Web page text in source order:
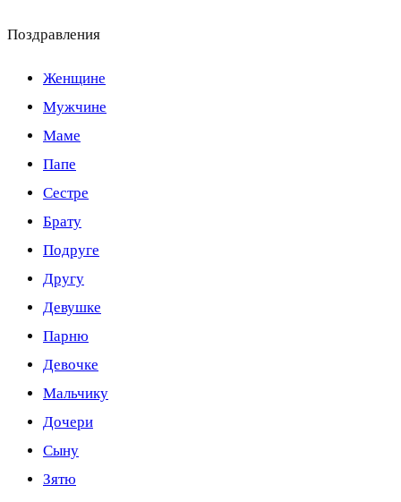
Поздравления
Женщине
Мужчине
Маме
Папе
Сестре
Брату
Подруге
Другу
Девушке
Парню
Девочке
Мальчику
Дочери
Сыну
Зятю